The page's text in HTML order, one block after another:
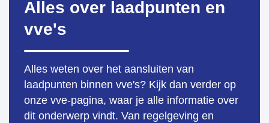
Alles over laadpunten en
vve's
Alles weten over het aansluiten van
laadpunten binnen vve's? Kijk dan verder op
onze vve-pagina, waar je alle informatie over
dit onderwerp vindt. Van regelgeving en